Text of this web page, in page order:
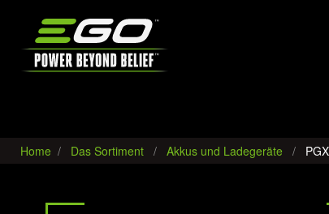
Home Das Sortiment Akkus und Ladegeräte